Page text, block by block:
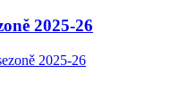
2025-26
2025-26